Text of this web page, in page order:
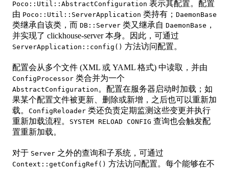
Poco::Util::AbstractConfiguration 表示其配置。配置
由 Poco::Util::ServerApplication 类持有； DaemonBase
类继承自该类，而 DB::Server 类又继承自 DaemonBase ，
并实现了 clickhouse-server 本身。因此，可通过
ServerApplication::config() 方法访问配置。
配置会从多个文件 (XML 或 YAML 格式) 中读取，并由
ConfigProcessor 类合并为一个
AbstractConfiguration 。配置在服务器启动时加载；如
果某个配置文件被更新、删除或新增，之后也可以重新加
载。 ConfigReloader 类还负责定期监测这些变更并执行
重新加载流程。
SYSTEM RELOAD CONFIG 查询也会触发配
置重新加载。
对于 Server 之外的查询和子系统，可通过
Context::getConfigRef() 方法访问配置。每个能够在不